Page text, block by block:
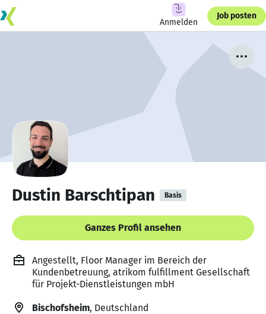
Anmelden
Job posten
Dustin Barschtipan Basis
Ganzes Profil ansehen
Angestellt, Floor Manager im Bereich der
Kundenbetreuung, atrikom fulfillment Gesellschaft
für Projekt-Dienstleistungen mbH
Bischofsheim, Deutschland